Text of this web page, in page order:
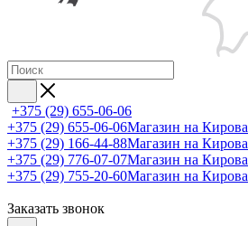
+375 (29) 655-06-06
+375 (29) 655-06-06Магазин на Кирова
+375 (29) 166-44-88Магазин на Кирова
+375 (29) 776-07-07Магазин на Кирова
+375 (29) 755-20-60Магазин на Кирова
Заказать звонок